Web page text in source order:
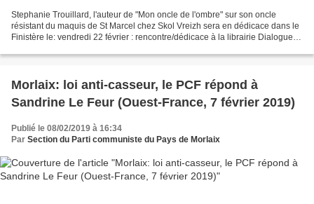
Stephanie Trouillard, l'auteur de "Mon oncle de l'ombre" sur son oncle
résistant du maquis de St Marcel chez Skol Vreizh sera en dédicace dans le
Finistère le: vendredi 22 février : rencontre/dédicace à la librairie Dialogues
Morlaix: loi anti-casseur, le PCF répond à
Sandrine Le Feur (Ouest-France, 7 février 2019)
Publié le 08/02/2019 à 16:34
Par Section du Parti communiste du Pays de Morlaix